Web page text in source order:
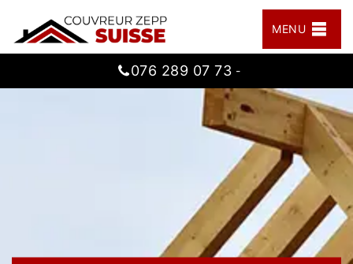
MENU
076 289 07 73 -